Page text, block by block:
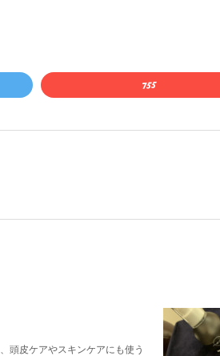
頭皮ケアやスキンケアにも使う